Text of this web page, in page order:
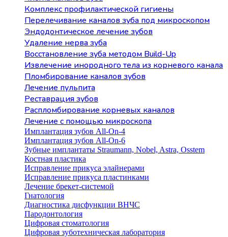
Комплекс профилактической гигиены
Перелечивание каналов зуба под микроскопом
Эндодонтическое лечение зубов
Удаление нерва зуба
Восстановление зуба методом Build-Up
Извлечение инородного тела из корневого канала
Пломбирование каналов зубов
Лечение пульпита
Реставрация зубов
Распломбирование корневых каналов
Лечение с помощью микроскопа
Имплантация зубов All-On-4
Имплантация зубов All-On-6
Зубные имплантаты Straumann, Nobel, Astra, Osstem
Костная пластика
Исправление прикуса элайнерами
Исправление прикуса пластинками
Лечение брекет-системой
Гнатология
Диагностика дисфункции ВНЧС
Пародонтология
Цифровая стоматология
Цифровая зуботехническая лаборатория